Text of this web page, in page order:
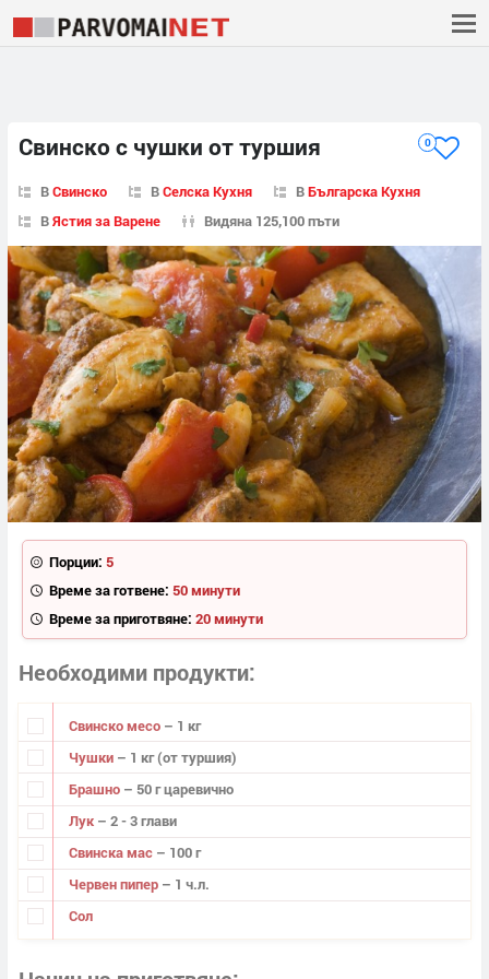
Свинско с чушки от туршия 0
ВСвинско ВСелска Кухня ВБългарска Кухня
ВЯстия за Варене Видяна 125,100 пъти
Порции: 5
Време за готвене: 50 минути
Време за приготвяне: 20 минути
Необходими продукти
Свинско месо – 1 кг
Чушки – 1 кг (от туршия)
Брашно – 50 г царевично
Лук – 2 - 3 глави
Свинска мас – 100 г
Червен пипер – 1 ч.л.
Сол